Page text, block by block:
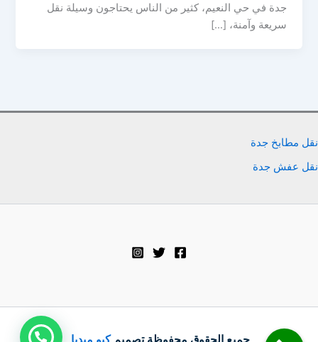
جدة في حي النعيم، كثير من الناس يحتاجون وسيلة نقل
سريعة وآمنة، […]
نقل مطابخ جدة
نقل عفش جدة